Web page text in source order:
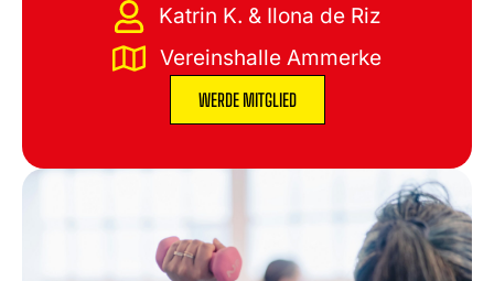
Katrin K. & Ilona de Riz
Vereinshalle Ammerke
WERDE MITGLIED